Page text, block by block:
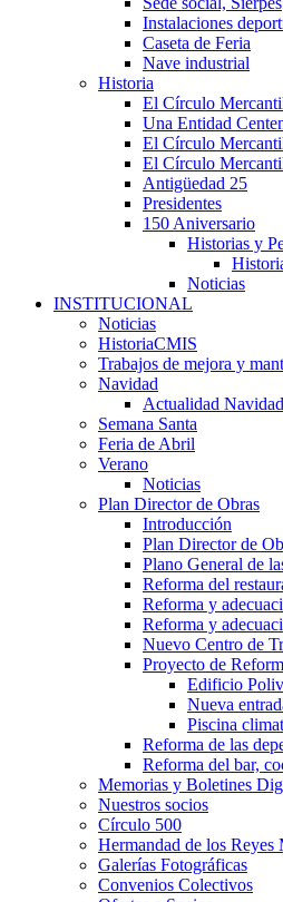
Instalaciones
Caseta de Feria
Nave industrial
Historia
El Círculo
Una Entidad
El Círculo
El Círculo
Antigüedad 25
Presidentes
150 Aniversario
Historias y
Noticias
INSTITUCIONAL
Noticias
HistoriaCMIS
Trabajos de mejora y
Navidad
Actualidad Navidad
Semana Santa
Feria de Abril
Verano
Noticias
Plan Director de Obras
Introducción
Plan Director de
Plano General de
Reforma del
Reforma y
Reforma y
Nuevo Centro de
Proyecto de
Edificio
Nueva
Piscina
Reforma de las
Reforma del bar,
Memorias y Boletines
Nuestros socios
Círculo 500
Hermandad de los Reyes
Galerías Fotográficas
Convenios Colectivos